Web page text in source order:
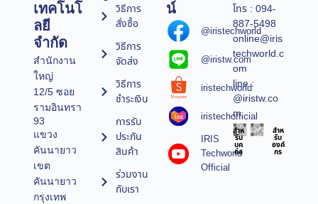
เทคโนโ
ลยี
จำกัด
สำนักงาน
ใหญ่
12/5 ซอย
รามอินทรา
93
แขวง
คันนายาว
เขต
คันนายาว
กรุงเทพ
วิธีการ
สั่งซื้อ
วิธีการ
จัดส่ง
วิธีการ
ชำระเงิน
การรับ
ประกัน
สินค้า
ร่วมงาน
กับเรา
น์
@iristechworld
@iristw.com
iristechworld
iristechofficial
IRIS
Techworld
Official
โทร : 094-
887-5498
online@iris
techworld.c
om
line :
@iristw.co
m
สำห
รับ
บุค
คล
สำห
รับ
องค์
กร